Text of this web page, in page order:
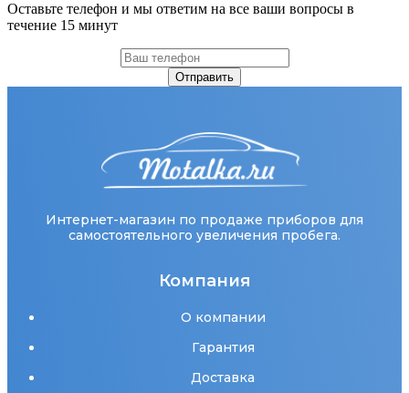
Оставьте телефон и мы ответим на все ваши вопросы в
течение 15 минут
Отправить
Интернет-магазин по продаже приборов для
самостоятельного увеличения пробега.
Компания
О компании
Гарантия
Доставка